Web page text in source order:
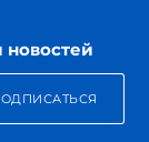
новостей